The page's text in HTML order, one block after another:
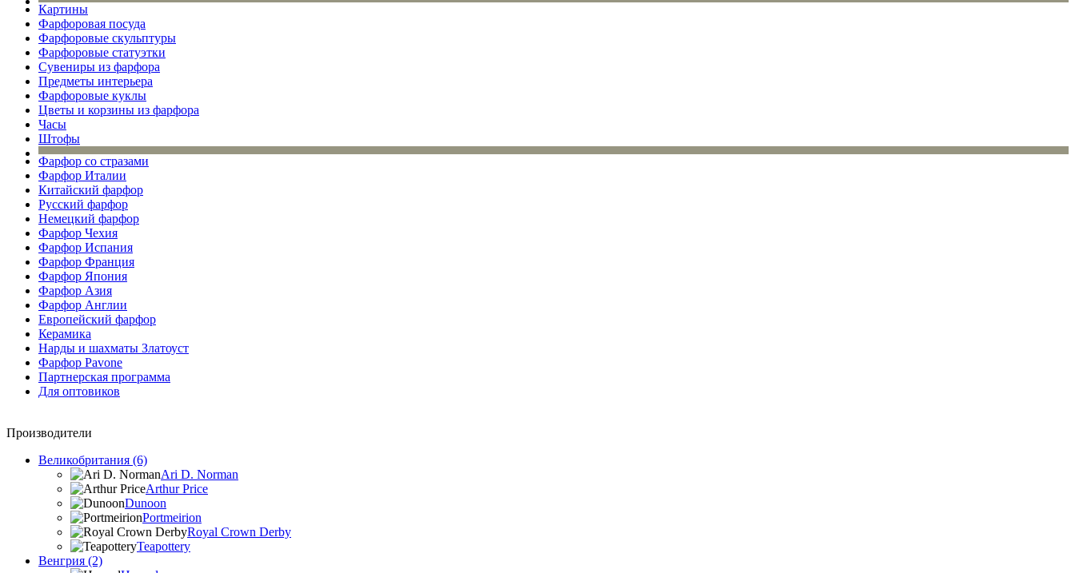
Картины
Фарфоровая посуда
Фарфоровые скульптуры
Фарфоровые статуэтки
Сувениры из фарфора
Предметы интерьера
Фарфоровые куклы
Цветы и корзины из фарфора
Часы
Штофы
Фарфор со стразами
Фарфор Италии
Китайский фарфор
Русский фарфор
Немецкий фарфор
Фарфор Чехия
Фарфор Испания
Фарфор Франция
Фарфор Япония
Фарфор Азия
Фарфор Англии
Европейский фарфор
Керамика
Нарды и шахматы Златоуст
Фарфор Pavone
Партнерская программа
Для оптовиков
Производители
Великобритания (6)
Ari D. Norman
Arthur Price
Dunoon
Portmeirion
Royal Crown Derby
Teapottery
Венгрия (2)